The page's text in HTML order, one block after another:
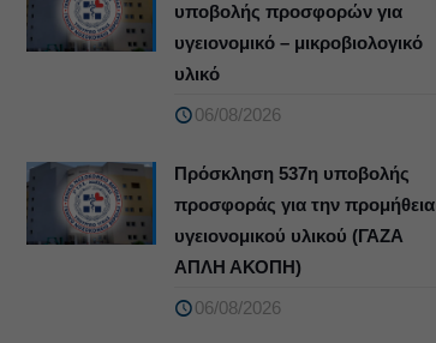
υποβολής προσφορών για
υγειονομικό – μικροβιολογικό
υλικό
06/08/2026
Πρόσκληση 537η υποβολής
προσφοράς για την προμήθεια
υγειονομικού υλικού (ΓΑΖΑ
ΑΠΛΗ ΑΚΟΠΗ)
06/08/2026